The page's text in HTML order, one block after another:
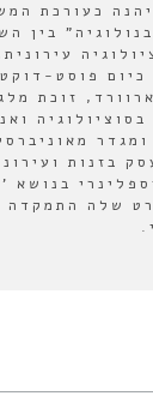
כעורכת
כיום פוסט-
זוכת
ומגדר
בזנות
בנושא
שלה התמקדה